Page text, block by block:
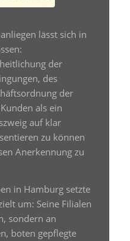
lässt sich in
der
des
der
als ein
auf klar
zu können
Anerkennung zu
in Hamburg setzte
um: Seine Filialen
sondern an
boten gepflegte